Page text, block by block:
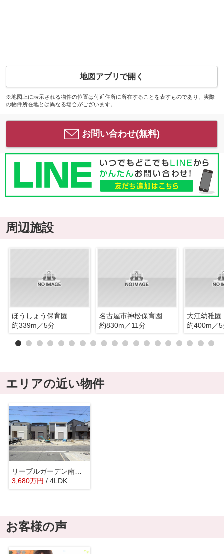
地図アプリで開く
※地図上に表示される物件の位置は付近住所に所在することを表すものであり、実際
の物件所在地とは異なる場合がございます。
お問い合わせ(無料)
周辺施設
ほうしょう保育園
約339m／5分
名古屋市神松保育園
約830m／11分
大江幼稚園
約400m／
エリアの近い物件
リーブルガーデン南野2丁目第3
3,680万円 / 4LDK
お客様の声